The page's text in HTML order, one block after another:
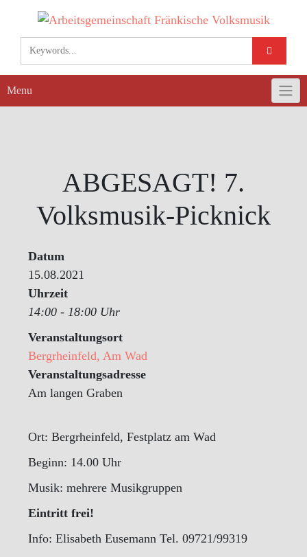
content
Menu
ABGESAGT! 7.
Volksmusik-Picknick
Datum
15.08.2021
Uhrzeit
14:00 - 18:00 Uhr
Veranstaltungsort
Bergrheinfeld, Am Wad
Veranstaltungsadresse
Am langen Graben
Ort: Bergrheinfeld, Festplatz am Wad
Beginn: 14.00 Uhr
Musik: mehrere Musikgruppen
Eintritt frei!
Info: Elisabeth Eusemann Tel. 09721/99319